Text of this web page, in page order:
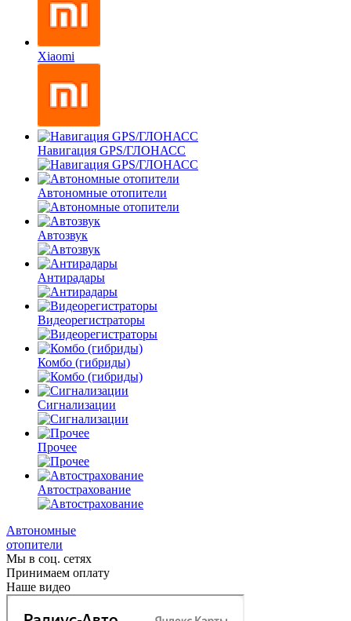
Xiaomi
Навигация GPS/ГЛОНАСС
Автономные отопители
Автозвук
Антирадары
Видеорегистраторы
Комбо (гибриды)
Сигнализации
Прочее
Автострахование
Автономные
отопители
Мы в соц. сетях
Принимаем оплату
Наше видео